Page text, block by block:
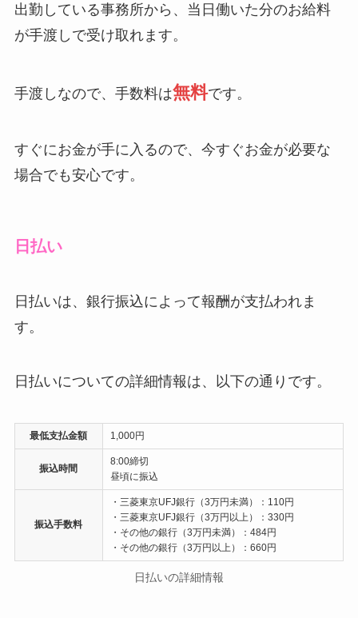
出勤している事務所から、当日働いた分のお給料
が手渡しで受け取れます。
手渡しなので、手数料は無料です。
すぐにお金が手に入るので、今すぐお金が必要な
場合でも安心です。
日払い
日払いは、銀行振込によって報酬が支払われま
す。
日払いについての詳細情報は、以下の通りです。
最低支払金額 1,000円
振込時間
8:00締切
昼頃に振込
振込手数料
・三菱東京UFJ銀行（3万円未満）：110円
・三菱東京UFJ銀行（3万円以上）：330円
・その他の銀行（3万円未満）：484円
・その他の銀行（3万円以上）：660円
日払いの詳細情報